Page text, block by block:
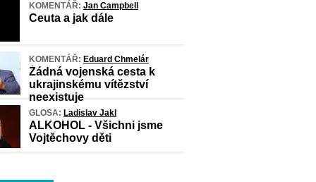
KOMENTÁŘ: Jan Campbell
Ceuta a jak dále
KOMENTÁŘ: Eduard Chmelár
Žádná vojenská cesta k
ukrajinskému vítězství
neexistuje
GLOSA: Ladislav Jakl
ALKOHOL - Všichni jsme
Vojtěchovy děti